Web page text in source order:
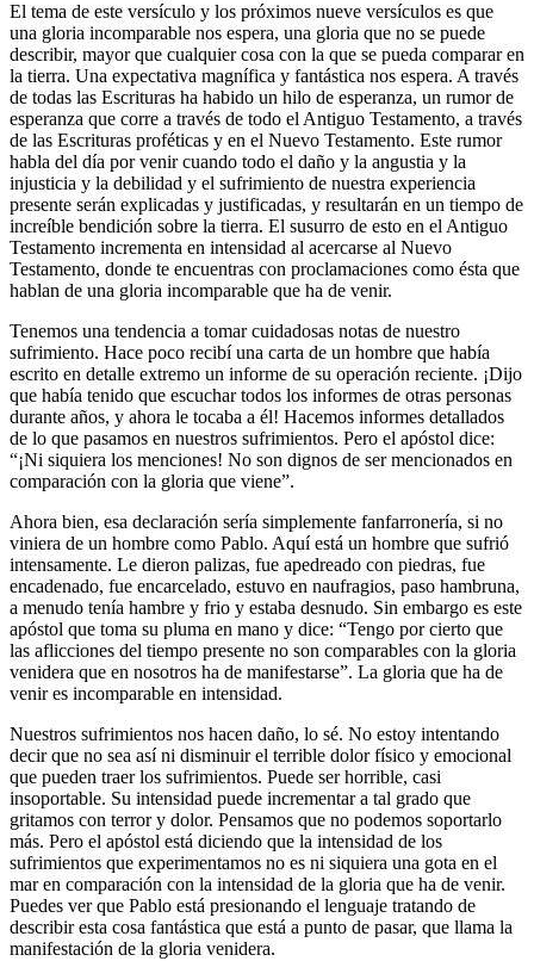
El tema de este versículo y los próximos nueve versículos es que
una gloria incomparable nos espera, una gloria que no se puede
describir, mayor que cualquier cosa con la que se pueda comparar en
la tierra. Una expectativa magnífica y fantástica nos espera. A través
de todas las Escrituras ha habido un hilo de esperanza, un rumor de
esperanza que corre a través de todo el Antiguo Testamento, a través
de las Escrituras proféticas y en el Nuevo Testamento. Este rumor
habla del día por venir cuando todo el daño y la angustia y la
injusticia y la debilidad y el sufrimiento de nuestra experiencia
presente serán explicadas y justificadas, y resultarán en un tiempo de
increíble bendición sobre la tierra. El susurro de esto en el Antiguo
Testamento incrementa en intensidad al acercarse al Nuevo
Testamento, donde te encuentras con proclamaciones como ésta que
hablan de una gloria incomparable que ha de venir.
Tenemos una tendencia a tomar cuidadosas notas de nuestro
sufrimiento. Hace poco recibí una carta de un hombre que había
escrito en detalle extremo un informe de su operación reciente. ¡Dijo
que había tenido que escuchar todos los informes de otras personas
durante años, y ahora le tocaba a él! Hacemos informes detallados
de lo que pasamos en nuestros sufrimientos. Pero el apóstol dice:
“¡Ni siquiera los menciones! No son dignos de ser mencionados en
comparación con la gloria que viene”.
Ahora bien, esa declaración sería simplemente fanfarronería, si no
viniera de un hombre como Pablo. Aquí está un hombre que sufrió
intensamente. Le dieron palizas, fue apedreado con piedras, fue
encadenado, fue encarcelado, estuvo en naufragios, paso hambruna,
a menudo tenía hambre y frio y estaba desnudo. Sin embargo es este
apóstol que toma su pluma en mano y dice: “Tengo por cierto que
las aflicciones del tiempo presente no son comparables con la gloria
venidera que en nosotros ha de manifestarse”. La gloria que ha de
venir es incomparable en intensidad.
Nuestros sufrimientos nos hacen daño, lo sé. No estoy intentando
decir que no sea así ni disminuir el terrible dolor físico y emocional
que pueden traer los sufrimientos. Puede ser horrible, casi
insoportable. Su intensidad puede incrementar a tal grado que
gritamos con terror y dolor. Pensamos que no podemos soportarlo
más. Pero el apóstol está diciendo que la intensidad de los
sufrimientos que experimentamos no es ni siquiera una gota en el
mar en comparación con la intensidad de la gloria que ha de venir.
Puedes ver que Pablo está presionando el lenguaje tratando de
describir esta cosa fantástica que está a punto de pasar, que llama la
manifestación de la gloria venidera.